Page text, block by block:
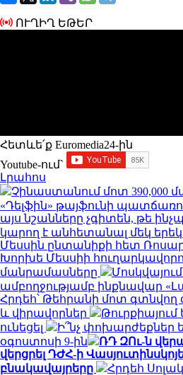
ՈՒՂԻՂ ԵԹԵՐ
Հետևե՛ք Euromedia24-ին
Youtube-ում`
Լրահոս
Չինաստանում մոտ 390,000
«Դելֆին» թայֆունի
այս նշանները չգիտեն, թե
կարող է անհետանալ մեկ
Մեսսին ընտանիքի հետ
Խորխե Մեսսիի
մանրամասները
ամբողջությամբ ինքնավար
Հրդեհ՝ Թեհրանի մոտ գտնվող
և վիրավորներ
ունեցել
Ի՞նչ փոխարժեքներ
օգոստոսի 9-ին
ՌԴ ԶՈւ-ն
վերցրել ԴԺՀ-ի
բնակավայրերը
Հրդեհ